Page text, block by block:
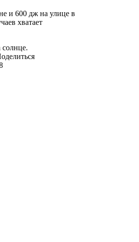
и 600 дж на улице в
хватает
солнце.